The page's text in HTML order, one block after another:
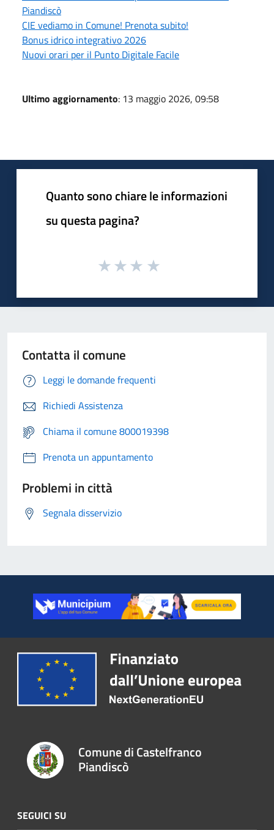
Piandiscò
CIE vediamo in Comune! Prenota subito!
Bonus idrico integrativo 2026
Nuovi orari per il Punto Digitale Facile
Ultimo aggiornamento: 13 maggio 2026, 09:58
Quanto sono chiare le informazioni
su questa pagina?
Contatta il comune
Leggi le domande frequenti
Richiedi Assistenza
Chiama il comune 800019398
Prenota un appuntamento
Problemi in città
Segnala disservizio
Comune di Castelfranco
Piandiscò
SEGUICI SU